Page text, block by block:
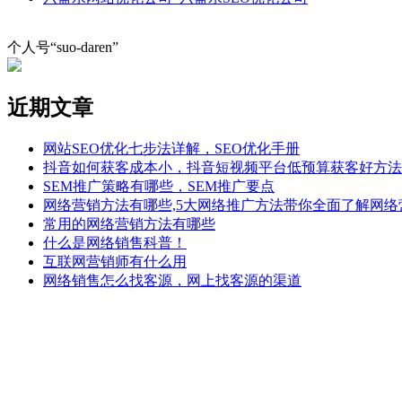
个人号“suo-daren”
近期文章
网站SEO优化七步法详解，SEO优化手册
抖音如何获客成本小，抖音短视频平台低预算获客好方法
SEM推广策略有哪些，SEM推广要点
网络营销方法有哪些,5大网络推广方法带你全面了解网络
常用的网络营销方法有哪些
什么是网络销售科普！
互联网营销师有什么用
网络销售怎么找客源，网上找客源的渠道